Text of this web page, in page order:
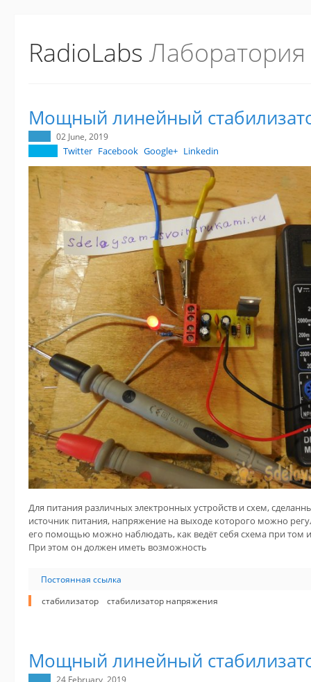
RadioLabs
Мощный линейный
02 June, 2019
Twitter Facebook Google+ Linkedin
Для питания различных электронных устройств и схем,
источник питания, напряжение на выходе которого можно
его помощью можно наблюдать, как ведёт себя схема при том
При этом он должен иметь возможность
Постоянная ссылка
стабилизатор
стабилизатор напряжения
Мощный линейный
24 February, 2019